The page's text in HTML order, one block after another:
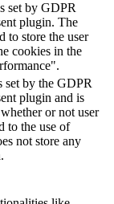
set by GDPR
plugin. The
to store the user
cookies in the
set by the GDPR
plugin and is
or not user
to the use of
not store any